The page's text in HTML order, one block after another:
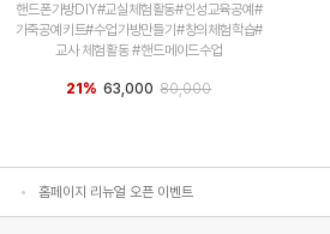
핸드폰가방DIY#교실체험활동#인성교육공예#
가죽공예키트#수업가방만들기#창의체험학습#
교사 체험활동 #핸드메이드수업
21% 63,000 80,000
홈페이지 리뉴얼 오픈 이벤트
홈페이지 리뉴얼 오픈 이벤트
홈페이지 리뉴얼 오픈 이벤트